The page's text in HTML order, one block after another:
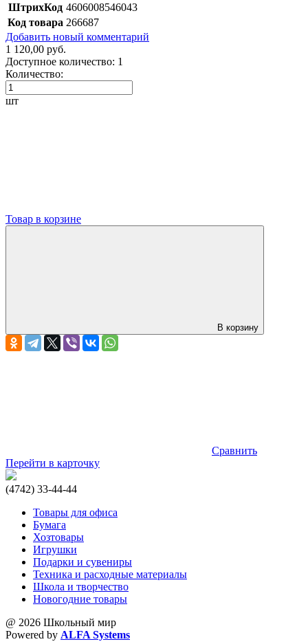
ШтрихКод 4606008546043
Код товара 266687
Добавить новый комментарий
1 120,00 руб.
Доступное количество: 1
Количество:
шт
Товар в корзине
В корзину
Сравнить
Перейти в карточку
(4742) 33-44-44
Товары для офиса
Бумага
Хозтовары
Игрушки
Подарки и сувениры
Техника и расходные материалы
Школа и творчество
Новогодние товары
@ 2026 Школьный мир
Powered by ALFA Systems